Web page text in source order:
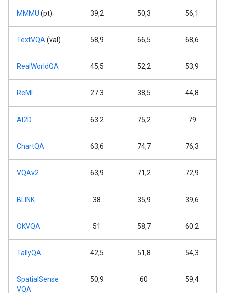
MMMU (pt) 39,2 50,3 56,1
TextVQA (val) 58,9 66,5 68,6
RealWorldQA 45,5 52,2 53,9
ReMI 27.3 38,5 44,8
AI2D 63.2 75,2 79
ChartQA 63,6 74,7 76,3
VQAv2 63,9 71,2 72,9
BLINK 38 35,9 39,6
OKVQA 51 58,7 60.2
TallyQA 42,5 51,8 54,3
SpatialSense
VQA
50,9 60 59,4